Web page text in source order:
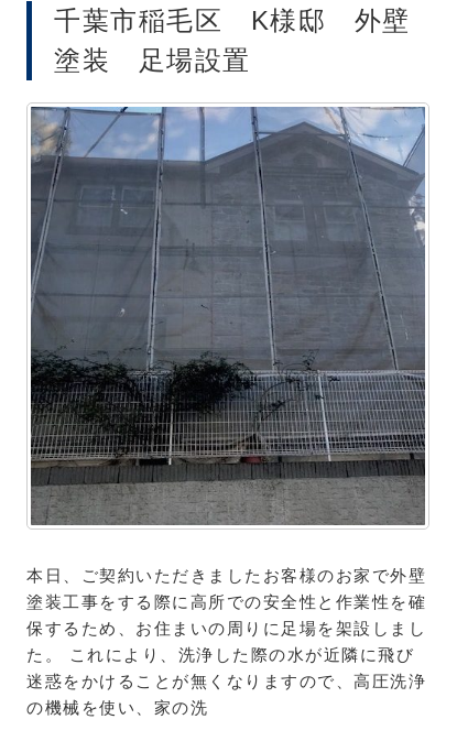
千葉市稲毛区 K様邸 外壁
塗装 足場設置
本日、ご契約いただきましたお客様のお家で外壁
塗装工事をする際に高所での安全性と作業性を確
保するため、お住まいの周りに足場を架設しまし
た。 これにより、洗浄した際の水が近隣に飛び
迷惑をかけることが無くなりますので、高圧洗浄
の機械を使い、家の洗